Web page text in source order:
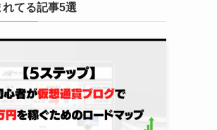
れてる記事5選